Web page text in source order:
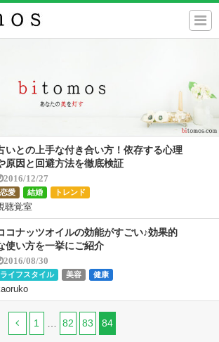
いとの上手な付き合い方！依存する心理
原因と回避方法を徹底検証
2016/12/27
恋愛 結婚 トレンド
聴覚室
コナッツオイルの効能がすごい♪効果的
使い方を一挙にご紹介
2016/08/30
ライフスタイル 美容 健康
1 82 83 84